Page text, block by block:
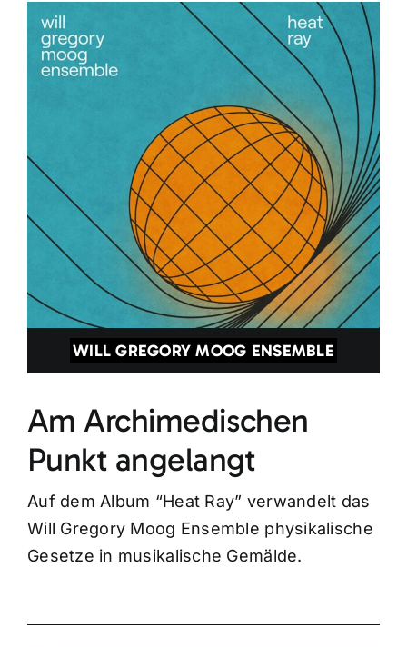
WILL GREGORY MOOG ENSEMBLE
Am Archimedischen
Punkt angelangt
Auf dem Album “Heat Ray” verwandelt das
Will Gregory Moog Ensemble physikalische
Gesetze in musikalische Gemälde.